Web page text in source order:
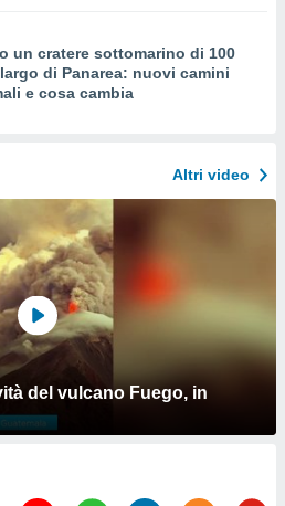
un cratere sottomarino di 100
di Panarea: nuovi camini
e cosa cambia
Altri video
del vulcano Fuego, in